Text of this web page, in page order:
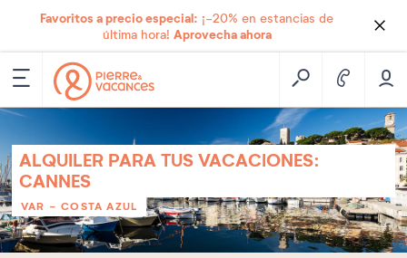
Favoritos a precio especial: ¡-20% en estancias de
última hora! Aprovecha ahora
ALQUILER PARA TUS VACACIONES:
CANNES
VAR - COSTA AZUL